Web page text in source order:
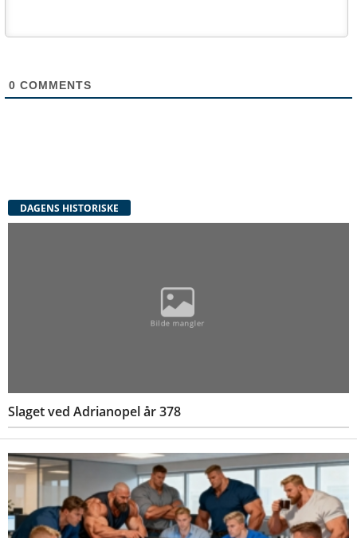
0 COMMENTS
DAGENS HISTORISKE
Slaget ved Adrianopel år 378